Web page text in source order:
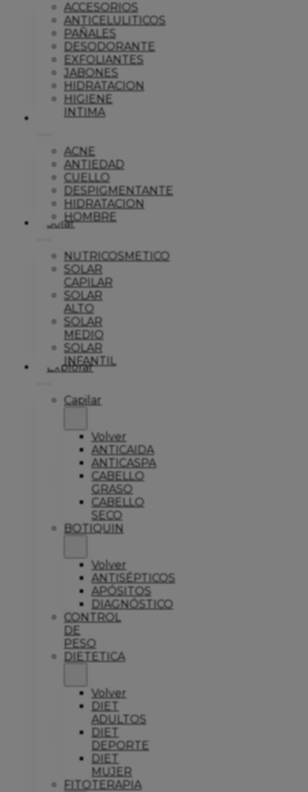
ACCESORIOS
ANTICELULITICOS
PAÑALES
DESODORANTE
EXFOLIANTES
JABONES
HIDRATACION
HIGIENE
INTIMA
Dermo
ACNE
ANTIEDAD
CUELLO
DESPIGMENTANTE
HIDRATACION
HOMBRE
Solar
NUTRICOSMETICO
SOLAR
CAPILAR
SOLAR
ALTO
SOLAR
MEDIO
SOLAR
INFANTIL
Explorar
Capilar
Volver
ANTICAIDA
ANTICASPA
CABELLO
GRASO
CABELLO
SECO
BOTIQUIN
Volver
ANTISÉPTICOS
APÓSITOS
DIAGNÓSTICO
CONTROL
DE
PESO
DIETETICA
Volver
DIET
ADULTOS
DIET
DEPORTE
DIET
MUJER
FITOTERAPIA